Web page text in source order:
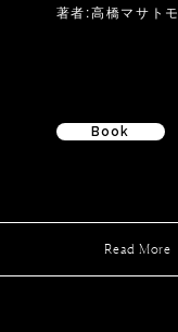
著者:高橋マサトモ
Book
Read More